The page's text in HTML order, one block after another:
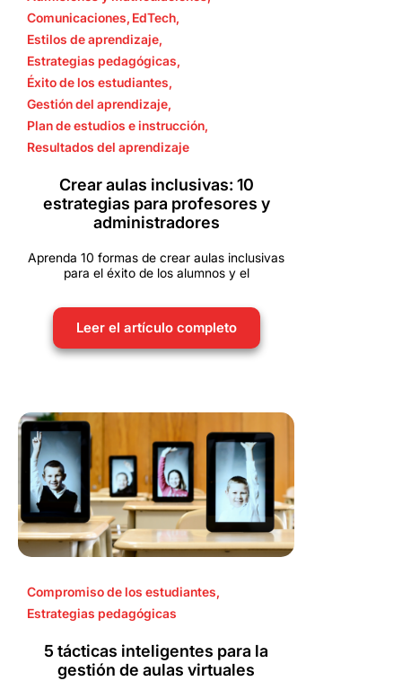
Comunicaciones, EdTech,
Estilos de aprendizaje,
Estrategias pedagógicas,
Éxito de los estudiantes,
Gestión del aprendizaje,
Plan de estudios e instrucción,
Resultados del aprendizaje
Crear aulas inclusivas: 10
estrategias para profesores y
administradores
Aprenda 10 formas de crear aulas inclusivas
para el éxito de los alumnos y el
Leer el artículo completo
Compromiso de los estudiantes,
Estrategias pedagógicas
5 tácticas inteligentes para la
gestión de aulas virtuales